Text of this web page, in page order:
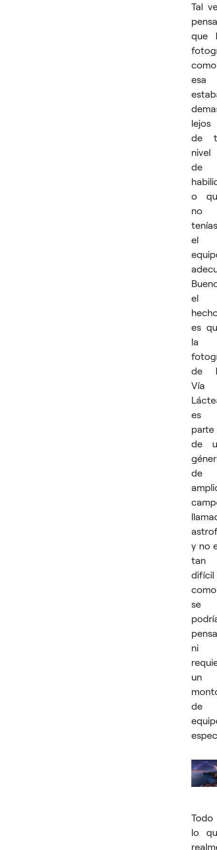
Tal
que
como
esa
lejos
de
nivel
de
o
no
tenías
el
el
es
la
de
Vía
es
parte
de
de
y no
tan
difícil
como
se
ni
un
de
Todo
lo